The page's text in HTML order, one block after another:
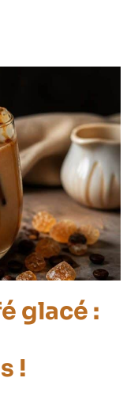
glacé :
!